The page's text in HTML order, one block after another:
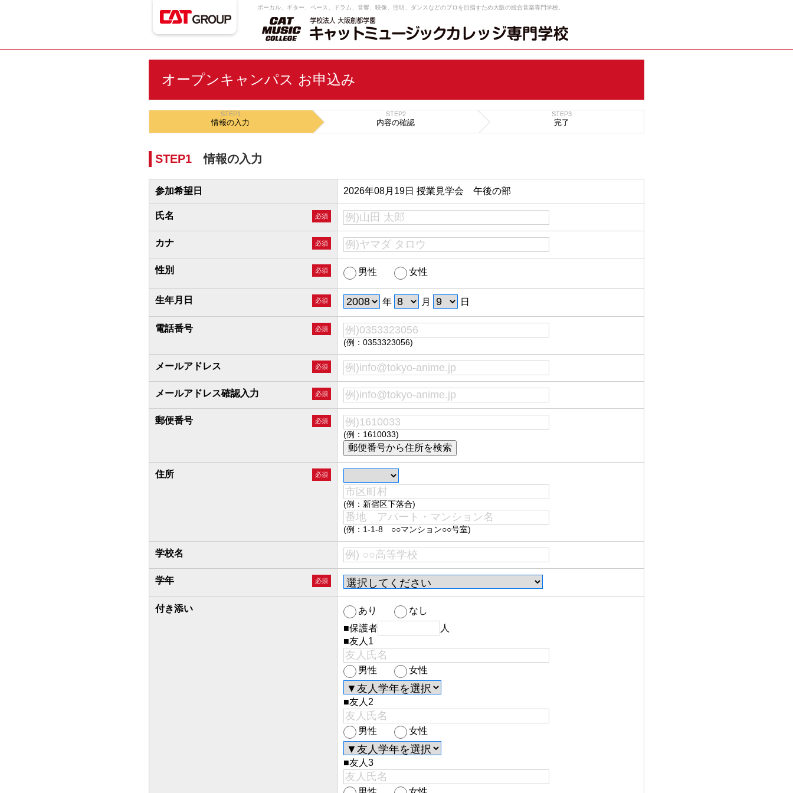
ボーカル、ギター、ベース、ドラム、音響、映像、照明、ダンスなどのプロを目指すため大阪の総合音楽専門学校。
オープンキャンパス お申込み
STEP1
情報の 入力
STEP2
内容の確認
STEP3
完了
STEP1 情報の入力
参加希望日 2026年08月19日 授業見学会 午後の部
氏名 必須
カナ 必須
性別 必須 男性 女性
生年月日 必須 年 月 日
電話番号 必須
(例：0353323056)
メールアドレス 必須
メールアドレス確認入力 必須
郵便番号 必須
(例：1610033)
住所 必須
(例：新宿区下落合)
(例：1-1-8 ○○マンション○○号室)
学校名
学年 必須
付き添い あり
なし
■保護者
人
■友人1
男性 女性
■友人2
男性 女性
■友人3